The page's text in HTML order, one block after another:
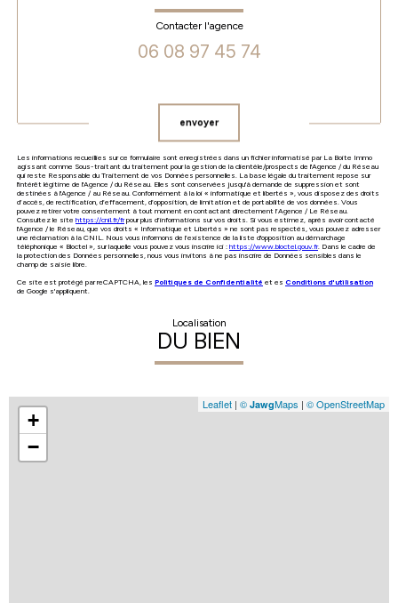
Contacter l'agence
06 08 97 45 74
envoyer
Les informations recueillies sur ce formulaire sont enregistrées dans un fichier informatisé par La Boite Immo
agissant comme Sous-traitant du traitement pour la gestion de la clientèle/prospects de l'Agence / du Réseau
qui reste Responsable du Traitement de vos Données personnelles. La base légale du traitement repose sur
l'intérêt légitime de l'Agence / du Réseau. Elles sont conservées jusqu'à demande de suppression et sont
destinées à l'Agence / au Réseau. Conformément à la loi « informatique et libertés », vous disposez des droits
d’accès, de rectification, d’effacement, d’opposition, de limitation et de portabilité de vos données. Vous
pouvez retirer votre consentement à tout moment en contactant directement l’Agence / Le Réseau.
Consultez le site https://cnil.fr/frpour plus d’informations sur vos droits. Si vous estimez, après avoir contacté
l'Agence / le Réseau, que vos droits « Informatique et Libertés » ne sont pas respectés, vous pouvez adresser
une réclamation à la CNIL. Nous vous informons de l’existence de la liste d'opposition au démarchage
téléphonique « Bloctel », sur laquelle vous pouvez vous inscrire ici : https://www.bloctel.gouv.fr. Dans le cadre de
la protection des Données personnelles, nous vous invitons à ne pas inscrire de Données sensibles dans le
champ de saisie libre.
Ce site est protégé par reCAPTCHA, les Politiques de Confidentialité et es Conditions d'utilisation
de Google s'appliquent.
Localisation
DU BIEN
+
−
Leaflet | © JawgMaps | © OpenStreetMap